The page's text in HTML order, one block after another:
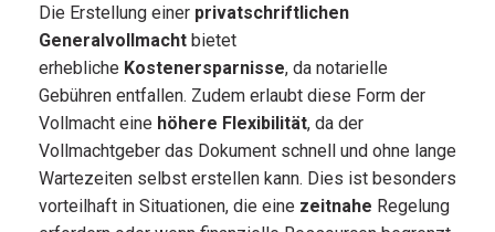
Die Erstellung einer privatschriftlichen
Generalvollmacht bietet
erhebliche Kostenersparnisse, da notarielle
Gebühren entfallen. Zudem erlaubt diese Form der
Vollmacht eine höhere Flexibilität, da der
Vollmachtgeber das Dokument schnell und ohne lange
Wartezeiten selbst erstellen kann. Dies ist besonders
vorteilhaft in Situationen, die eine zeitnahe Regelung